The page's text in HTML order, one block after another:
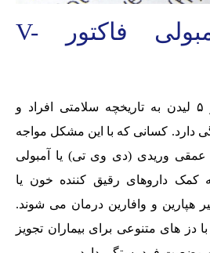
درمان ترومبولی فاکتور V-
درمان ترومبولی فاکتور ۵ لیدن به تاریخچه سلامتی افراد و
دارد. کسانی که با این مشکل مواجه
عمقی وریدی (دی وی تی) یا آمبولی
کمک داروهای رقیق کننده خون یا
هپارین و وافارین درمان می شوند.
دز های متنوعی برای بیماران تجویز